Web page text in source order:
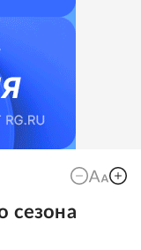
сезона